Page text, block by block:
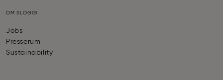
OM SLOGGI
Jobs
Presserum
Sustainability